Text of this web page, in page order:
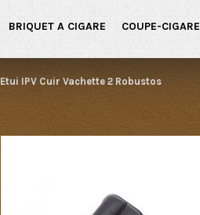
BRIQUET A CIGARE COUPE-CIGARE
Etui IPV Cuir Vachette 2 Robustos